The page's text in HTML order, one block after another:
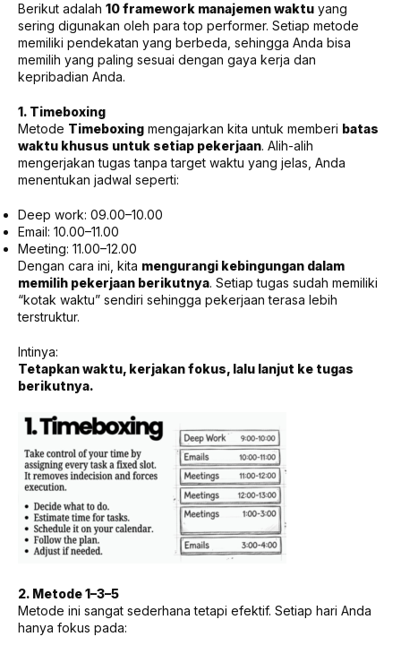
Berikut adalah 10 framework manajemen waktu yang
sering digunakan oleh para top performer. Setiap metode
memiliki pendekatan yang berbeda, sehingga Anda bisa
memilih yang paling sesuai dengan gaya kerja dan
kepribadian Anda.
1. Timeboxing
Metode Timeboxing mengajarkan kita untuk memberi batas
waktu khusus untuk setiap pekerjaan. Alih-alih
mengerjakan tugas tanpa target waktu yang jelas, Anda
menentukan jadwal seperti:
Deep work: 09.00–10.00
Email: 10.00–11.00
Meeting: 11.00–12.00
Dengan cara ini, kita mengurangi kebingungan dalam
memilih pekerjaan berikutnya. Setiap tugas sudah memiliki
“kotak waktu” sendiri sehingga pekerjaan terasa lebih
terstruktur.
Intinya:
Tetapkan waktu, kerjakan fokus, lalu lanjut ke tugas
berikutnya.
2. Metode 1–3–5
Metode ini sangat sederhana tetapi efektif. Setiap hari Anda
hanya fokus pada: